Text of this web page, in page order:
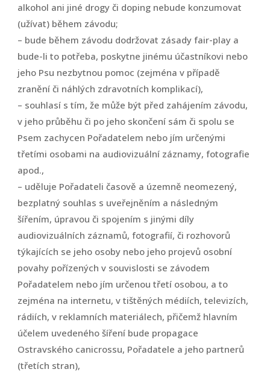
alkohol ani jiné drogy či doping nebude konzumovat
(užívat) během závodu;
– bude během závodu dodržovat zásady fair-play a
bude-li to potřeba, poskytne jinému účastníkovi nebo
jeho Psu nezbytnou pomoc (zejména v případě
zranění či náhlých zdravotních komplikací),
– souhlasí s tím, že může být před zahájením závodu,
v jeho průběhu či po jeho skončení sám či spolu se
Psem zachycen Pořadatelem nebo jím určenými
třetími osobami na audiovizuální záznamy, fotografie
apod.,
– uděluje Pořadateli časově a územně neomezený,
bezplatný souhlas s uveřejněním a následným
šířením, úpravou či spojením s jinými díly
audiovizuálních záznamů, fotografií, či rozhovorů
týkajících se jeho osoby nebo jeho projevů osobní
povahy pořízených v souvislosti se závodem
Pořadatelem nebo jím určenou třetí osobou, a to
zejména na internetu, v tištěných médiích, televizích,
rádiích, v reklamních materiálech, přičemž hlavním
účelem uvedeného šíření bude propagace
Ostravského canicrossu, Pořadatele a jeho partnerů
(třetích stran),